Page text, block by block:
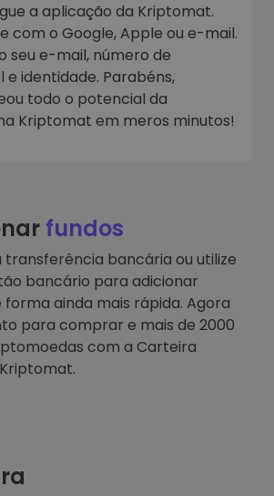
a aplicação da Kriptomat.
com o Google, Apple ou e-mail.
seu e-mail, número de
e identidade. Parabéns,
todo o potencial da
Kriptomat em meros minutos!
fundos
transferência bancária ou utilize
bancário para adicionar
forma ainda mais rápida. Agora
para comprar e mais de 2000
com a Carteira